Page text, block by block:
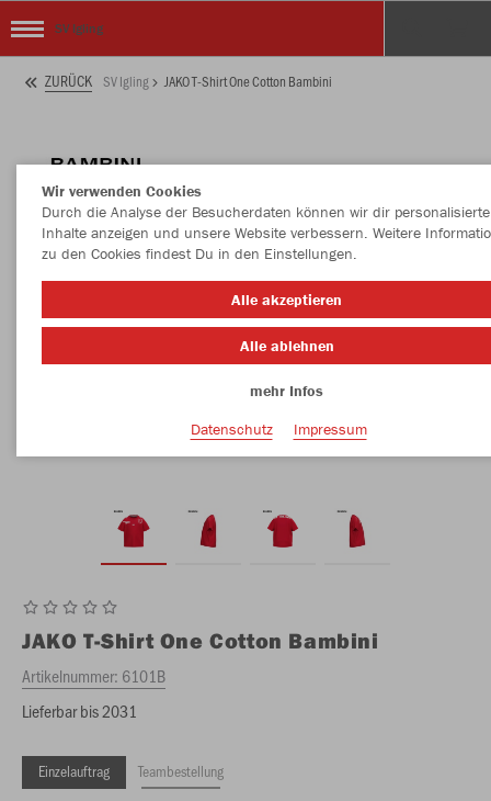
SV Igling
ZURÜCK SV Igling JAKO T-Shirt One Cotton Bambini
JAKO T-Shirt One Cotton Bambini
Artikelnummer: 6101B
Lieferbar bis 2031
Einzelauftrag Teambestellung
Wir verwenden Cookies
Durch die Analyse der Besucherdaten können wir dir personalisierte
Inhalte anzeigen und unsere Website verbessern. Weitere
zu den Cookies findest Du in den Einstellungen.
Alle akzeptieren
Alle ablehnen
mehr Infos
Datenschutz
Impressum